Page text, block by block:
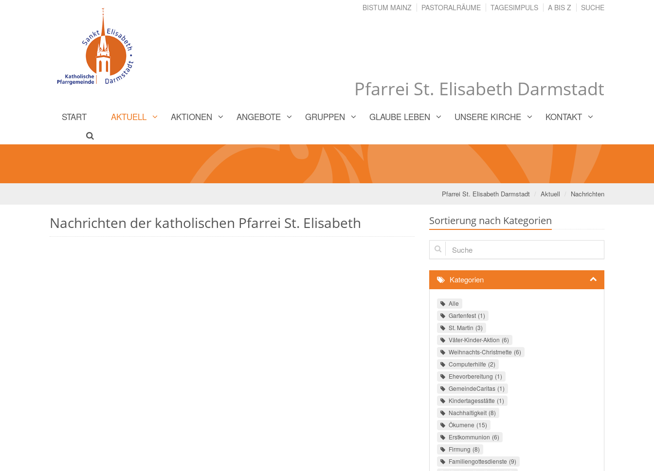
Pfarrei St. Elisabeth Darmstadt
BISTUM MAINZ PASTORALRÄUME TAGESIMPULS A BIS Z SUCHE
START AKTUELL AKTIONEN ANGEBOTE GRUPPEN GLAUBE LEBEN UNSERE KIRCHE KONTAKT
Pfarrei St. Elisabeth Darmstadt Aktuell Nachrichten
Nachrichten der katholischen Pfarrei St. Elisabeth Sortierung nach Kategorien
Suche
Kategorien
Alle
Gartenfest 1
St. Martin 3
Väter-Kinder-Aktion 6
Weihnachts-Christmette 6
Computerhilfe 2
Ehevorbereitung 1
GemeindeCaritas 1
Kindertagesstätte 1
Nachhaltigkeit 8
Ökumene 15
Erstkommunion 6
Firmung 8
Familiengottesdienste 9